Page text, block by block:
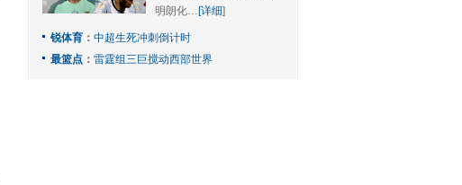
明朗化… [详细]
锐体育 ： 中超生死冲刺倒计时
最篮点 ： 雷霆组三巨搅动西部世界